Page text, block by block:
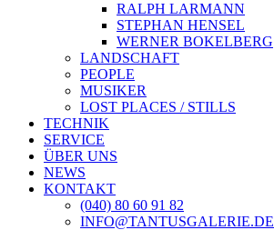
RALPH LARMANN
STEPHAN HENSEL
WERNER BOKELBERG
LANDSCHAFT
PEOPLE
MUSIKER
LOST PLACES / STILLS
TECHNIK
SERVICE
ÜBER UNS
NEWS
KONTAKT
(040) 80 60 91 82
INFO@TANTUSGALERIE.DE